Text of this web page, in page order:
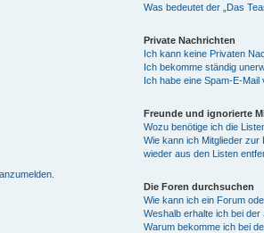
Was bedeutet der „Das
Private Nachrichten
Ich kann keine Privaten
Ich bekomme ständig
Ich habe eine Spam-E-
Freunde und ignorierte
Wozu benötige ich die
Wie kann ich Mitglieder
wieder aus den Listen
Die Foren durchsuchen
Wie kann ich ein Forum
Weshalb erhalte ich bei
Warum bekomme ich bei